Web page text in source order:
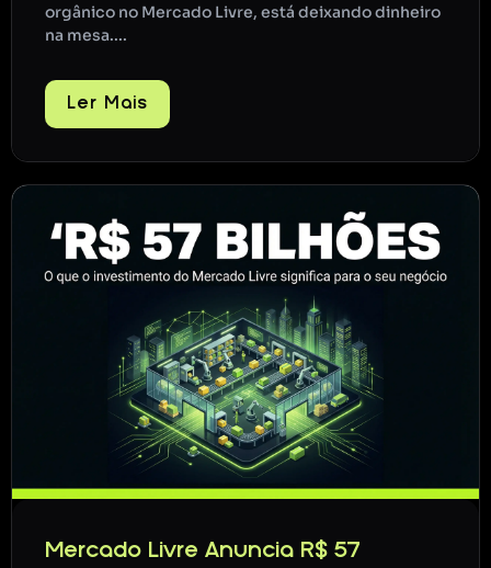
orgânico no Mercado Livre, está deixando dinheiro
na mesa....
Ler Mais
Mercado Livre Anuncia R$ 57